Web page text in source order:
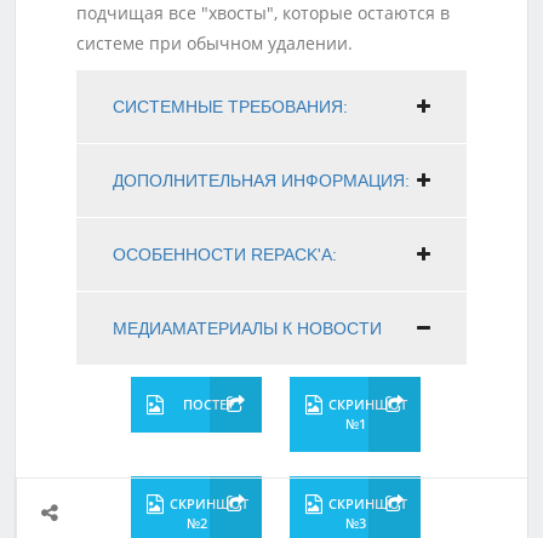
подчищая все "хвосты", которые остаются в
системе при обычном удалении.
СИСТЕМНЫЕ ТРЕБОВАНИЯ:
ДОПОЛНИТЕЛЬНАЯ ИНФОРМАЦИЯ:
ОСОБЕННОСТИ REPACK'A:
МЕДИАМАТЕРИАЛЫ К НОВОСТИ
ПОСТЕР
СКРИНШОТ
№1
СКРИНШОТ
№2
СКРИНШОТ
№3